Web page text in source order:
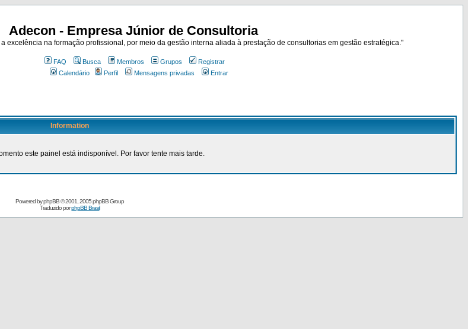
Adecon - Empresa Júnior de Consultoria
excelência na formação profissional, por meio da gestão interna aliada à prestação de consultorias em gestão estratégica."
FAQ Busca Membros Grupos
Registrar
Calendário
Perfil Mensagens privadas Entrar
Information
este painel está indisponível. Por favor tente mais tarde.
Powered byphpBB© 2001, 2005 phpBB Group
Traduzido porphpBB Brasil